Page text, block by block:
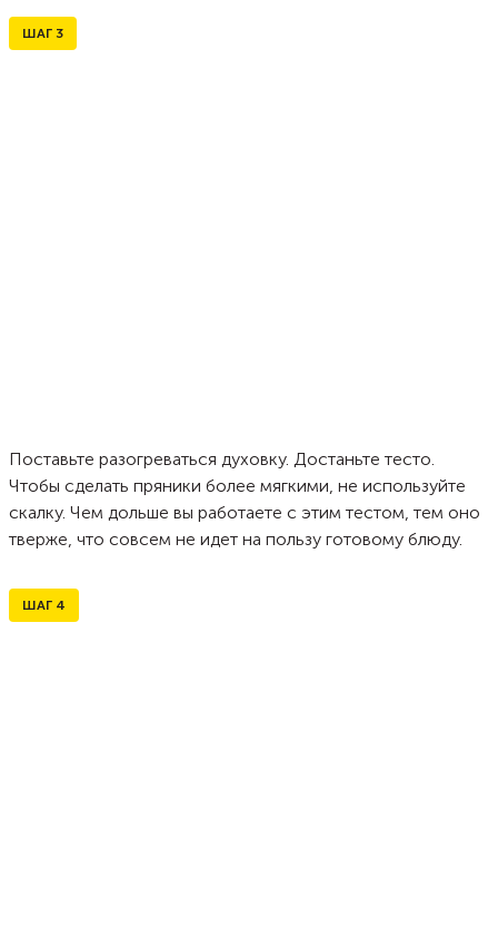
ШАГ 3
Поставьте разогреваться духовку. Достаньте тесто.
Чтобы сделать пряники более мягкими, не используйте
скалку. Чем дольше вы работаете с этим тестом, тем оно
тверже, что совсем не идет на пользу готовому блюду.
ШАГ 4